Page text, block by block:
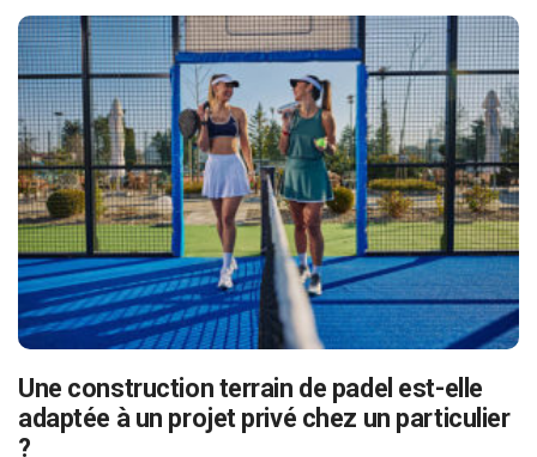
Une construction terrain de padel est-elle
adaptée à un projet privé chez un particulier
?